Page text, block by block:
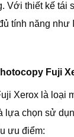
Với thiết kế tái
tính năng như
Fuji
Xerox là loại
lựa chọn sử
ưu điểm: